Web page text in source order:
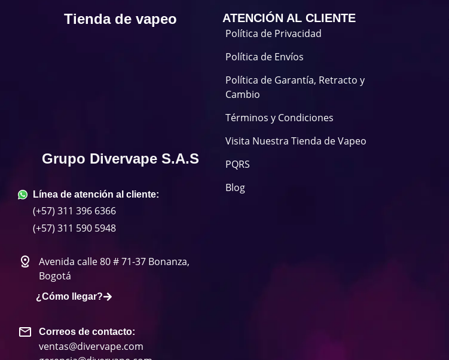
Tienda de vapeo
Grupo Divervape S.A.S
Línea de atención al cliente:
(+57) 311 396 6366
(+57) 311 590 5948
Avenida calle 80 # 71-37 Bonanza,
Bogotá
¿Cómo llegar?
Correos de contacto:
ventas@divervape.com
ATENCIÓN AL CLIENTE
Política de Privacidad
Política de Envíos
Política de Garantía, Retracto y
Cambio
Términos y Condiciones
Visita Nuestra Tienda de Vapeo
PQRS
Blog